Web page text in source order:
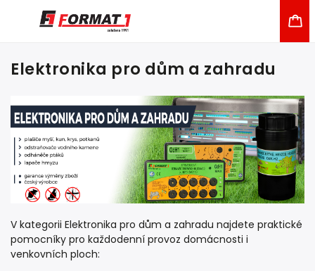
Elektronika pro dům a zahradu
V kategorii Elektronika pro dům a zahradu najdete praktické
pomocníky pro každodenní provoz domácnosti i
venkovních ploch: